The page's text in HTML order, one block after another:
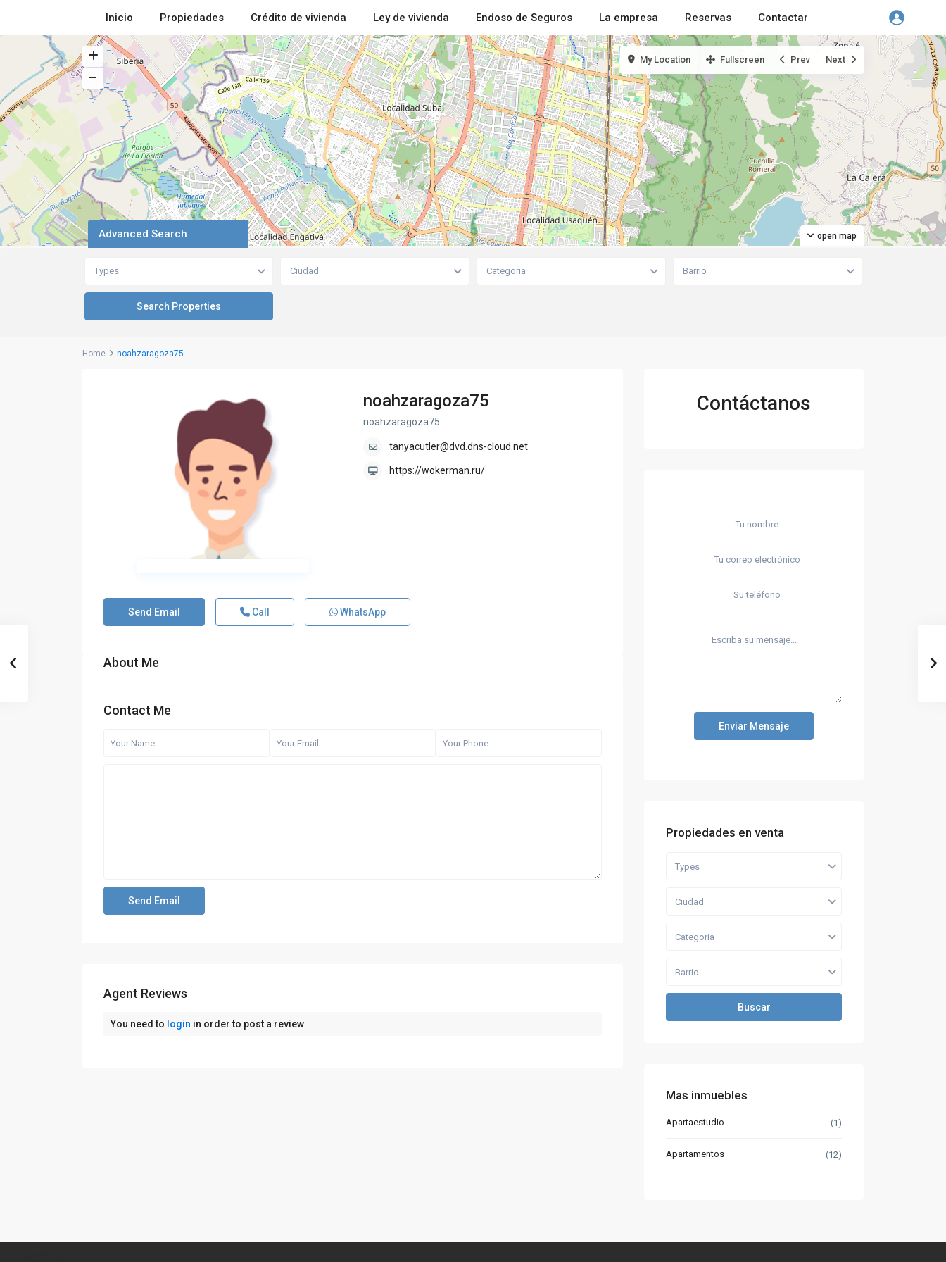
Inicio Propiedades Crédito de vivienda Ley de vivienda Endoso de Seguros La empresa Reservas Contactar
open map
My Location Fullscreen Prev Next
Advanced Search
Types Ciudad Categoria Barrio
Home noahzaragoza75
noahzaragoza75
noahzaragoza75
tanyacutler@dvd.dns-cloud.net
https://wokerman.ru/
Send Email Call WhatsApp
About Me
Contact Me
Agent Reviews
You need to login in order to post a review
Contáctanos
Enviar Mensaje
Propiedades en venta
Types
Ciudad
Categoria
Barrio
Buscar
Mas inmuebles
Apartaestudio (1)
Apartamentos (12)